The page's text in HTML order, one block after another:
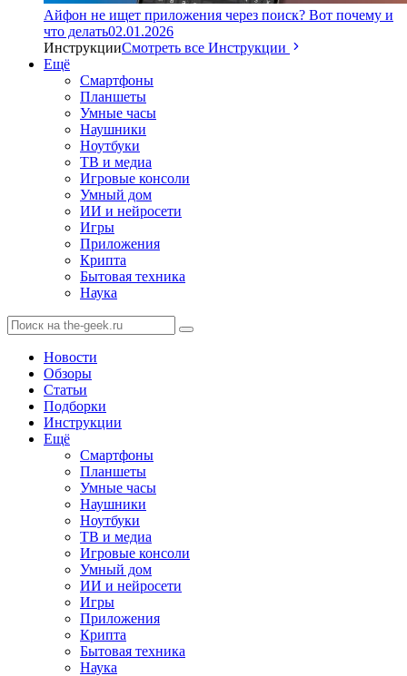
Айфон не ищет приложения через поиск? Вот почему и
что делать02.01.2026
ИнструкцииСмотреть все Инструкции
Ещё
Смартфоны
Планшеты
Умные часы
Наушники
Ноутбуки
ТВ и медиа
Игровые консоли
Умный дом
ИИ и нейросети
Игры
Приложения
Крипта
Бытовая техника
Наука
Новости
Обзоры
Статьи
Подборки
Инструкции
Ещё
Смартфоны
Планшеты
Умные часы
Наушники
Ноутбуки
ТВ и медиа
Игровые консоли
Умный дом
ИИ и нейросети
Игры
Приложения
Крипта
Бытовая техника
Наука